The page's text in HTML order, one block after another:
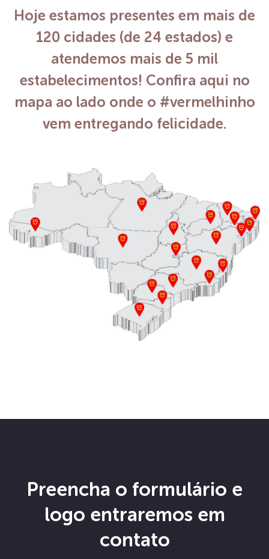
Hoje estamos presentes em mais de
120 cidades (de 24 estados) e
atendemos mais de 5 mil
estabelecimentos! Confira aqui no
mapa ao lado onde o #vermelhinho
vem entregando felicidade.
Preencha o formulário e
logo entraremos em
contato